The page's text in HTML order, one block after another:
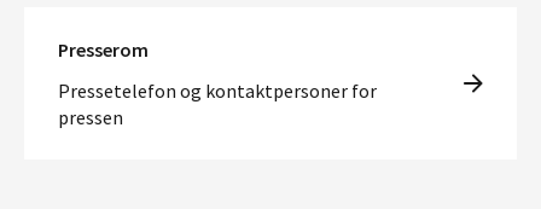
Presserom
Pressetelefon og kontaktpersoner for
pressen